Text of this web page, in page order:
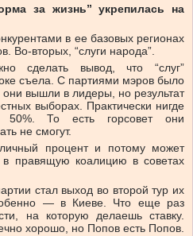
за жизнь” укрепилась на
в ее базовых регионах
Во-вторых, “слуги народа”.
сделать вывод, что “слуг”
съела. С партиями мэров было
вышли в лидеры, но результат
выборах. Практически нигде
То есть горсовет они
не смогут.
процент и потому может
в правящую коалицию в советах
стал выход во второй тур их
— в Киеве. Что еще раз
на которую делаешь ставку.
хорошо, но Попов есть Попов.